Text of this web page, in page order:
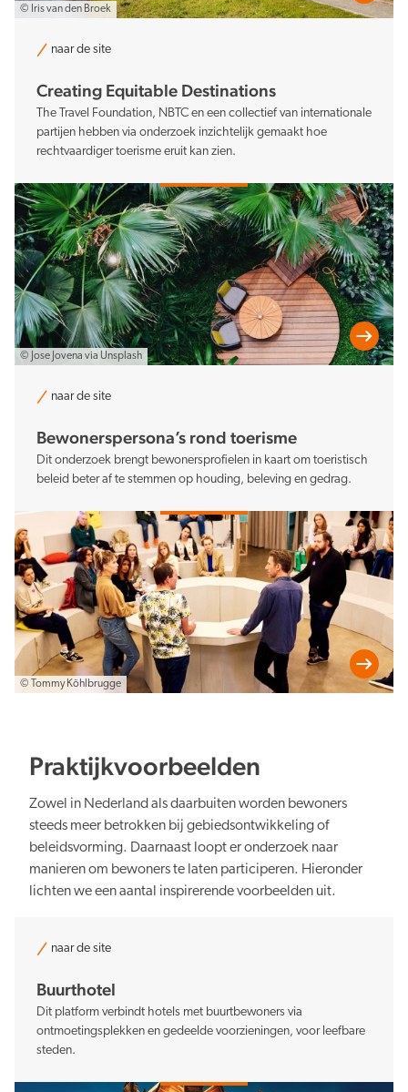
© Iris van den Broek
© Jose Jovena via Unsplash
naar de site
Creating Equitable Destinations
The Travel Foundation, NBTC en een collectief van internationale
partijen hebben via onderzoek inzichtelijk gemaakt hoe
rechtvaardiger toerisme eruit kan zien.
© Tommy Köhlbrugge
naar de site
Bewonerspersona’s rond toerisme
Dit onderzoek brengt bewonersprofielen in kaart om toeristisch
beleid beter af te stemmen op houding, beleving en gedrag.
Praktijkvoorbeelden
Zowel in Nederland als daarbuiten worden bewoners
steeds meer betrokken bij gebiedsontwikkeling of
beleidsvorming. Daarnaast loopt er onderzoek naar
manieren om bewoners te laten participeren. Hieronder
lichten we een aantal inspirerende voorbeelden uit.
naar de site
Buurthotel
Dit platform verbindt hotels met buurtbewoners via
ontmoetingsplekken en gedeelde voorzieningen, voor leefbare
steden.